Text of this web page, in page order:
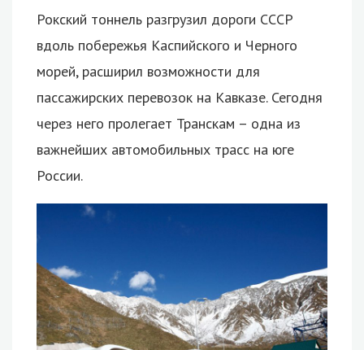
Рокский тоннель разгрузил дороги СССР
вдоль побережья Каспийского и Черного
морей, расширил возможности для
пассажирских перевозок на Кавказе. Сегодня
через него пролегает Транскам – одна из
важнейших автомобильных трасс на юге
России.